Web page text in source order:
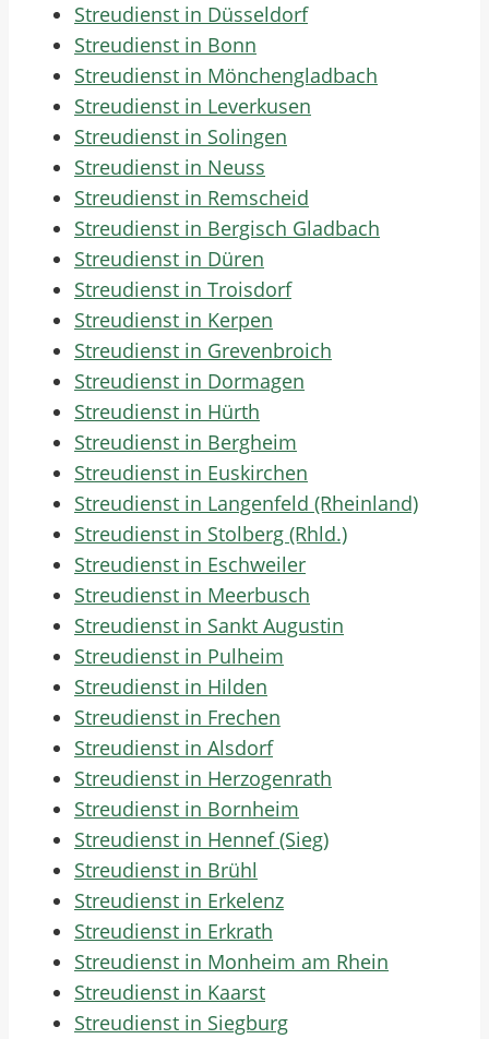
Streudienst in Düsseldorf
Streudienst in Bonn
Streudienst in Mönchengladbach
Streudienst in Leverkusen
Streudienst in Solingen
Streudienst in Neuss
Streudienst in Remscheid
Streudienst in Bergisch Gladbach
Streudienst in Düren
Streudienst in Troisdorf
Streudienst in Kerpen
Streudienst in Grevenbroich
Streudienst in Dormagen
Streudienst in Hürth
Streudienst in Bergheim
Streudienst in Euskirchen
Streudienst in Langenfeld (Rheinland)
Streudienst in Stolberg (Rhld.)
Streudienst in Eschweiler
Streudienst in Meerbusch
Streudienst in Sankt Augustin
Streudienst in Pulheim
Streudienst in Hilden
Streudienst in Frechen
Streudienst in Alsdorf
Streudienst in Herzogenrath
Streudienst in Bornheim
Streudienst in Hennef (Sieg)
Streudienst in Brühl
Streudienst in Erkelenz
Streudienst in Erkrath
Streudienst in Monheim am Rhein
Streudienst in Kaarst
Streudienst in Siegburg